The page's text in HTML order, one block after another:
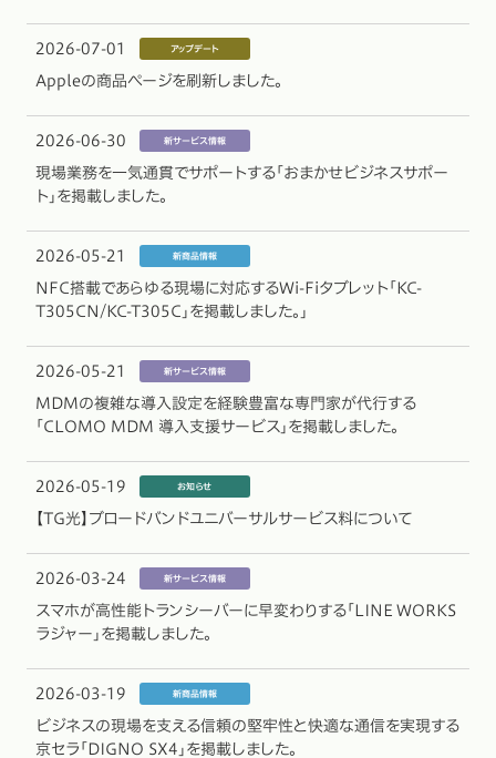
2026-07-01
Appleの商品ページを刷新しました。
2026-06-30
現場業務を一気通貫でサポートする「おまかせビジネスサポー
ト」を掲載しました。
2026-05-21
NFC搭載であらゆる現場に対応するWi-Fiタブレット「KC-
T305CN/KC-T305C」を掲載しました。」
2026-05-21
MDMの複雑な導入設定を経験豊富な専門家が代行する
「CLOMO MDM 導入支援サービス」を掲載しました。
2026-05-19
【TG光】ブロードバンドユニバーサルサービス料について
2026-03-24
スマホが高性能トランシーバーに早変わりする「LINE WORKS
ラジャー」を掲載しました。
2026-03-19
ビジネスの現場を支える信頼の堅牢性と快適な通信を実現する
京セラ「DIGNO SX4」を掲載しました。